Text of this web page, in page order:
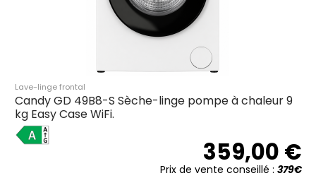
Lave-linge frontal
Candy GD 49B8-S Sèche-linge pompe à chaleur 9
kg Easy Case WiFi.
A
359,00 €
Prix de vente conseillé : 379€